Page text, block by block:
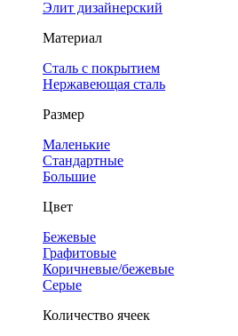
Элит дизайнерский
Материал
Сталь с покрытием
Нержавеющая сталь
Размер
Маленькие
Стандартные
Большие
Цвет
Бежевые
Графитовые
Коричневые/бежевые
Серые
Количество ячеек